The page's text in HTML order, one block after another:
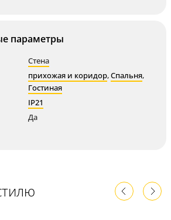
параметры
Стена
прихожая и коридор,Спальня,
Гостиная
IP21
Да